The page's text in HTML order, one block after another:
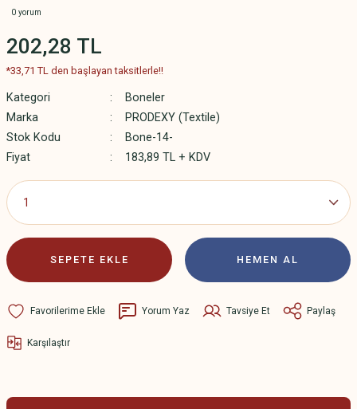
0 yorum
202,28 TL
*33,71 TL den başlayan taksitlerle!!
Kategori
Boneler
Marka
PRODEXY (Textile)
Stok Kodu
Bone-14-
Fiyat
183,89 TL + KDV
SEPETE EKLE HEMEN AL
Yorum Yaz Tavsiye Et Paylaş
Karşılaştır